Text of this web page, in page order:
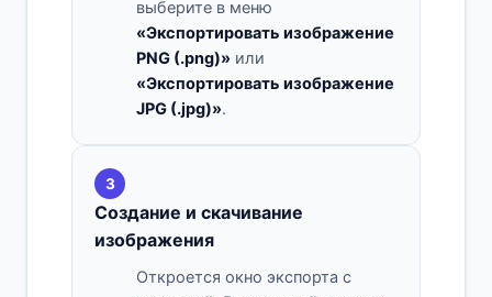
выберите в меню
«Экспортировать изображение
PNG (.png)» или
«Экспортировать изображение
JPG (.jpg)».
3
Создание и скачивание
изображения
Откроется окно экспорта с